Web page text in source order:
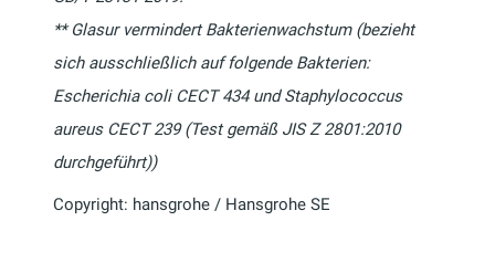
** Glasur vermindert Bakterienwachstum (bezieht
sich ausschließlich auf folgende Bakterien:
Escherichia coli CECT 434 und Staphylococcus
aureus CECT 239 (Test gemäß JIS Z 2801:2010
durchgeführt))
Copyright: hansgrohe / Hansgrohe SE